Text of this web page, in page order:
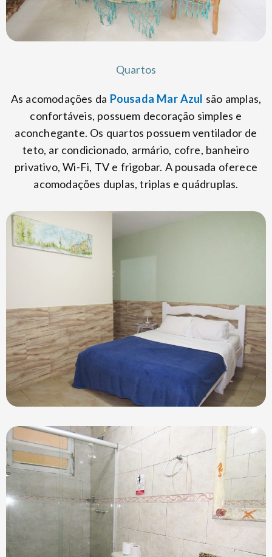
Quartos
As acomodações da Pousada Mar Azul são amplas,
confortáveis, possuem decoração simples e
aconchegante. Os quartos possuem ventilador de
teto, ar condicionado, armário, cofre, banheiro
privativo, Wi-Fi, TV e frigobar. A pousada oferece
acomodações duplas, triplas e quádruplas.